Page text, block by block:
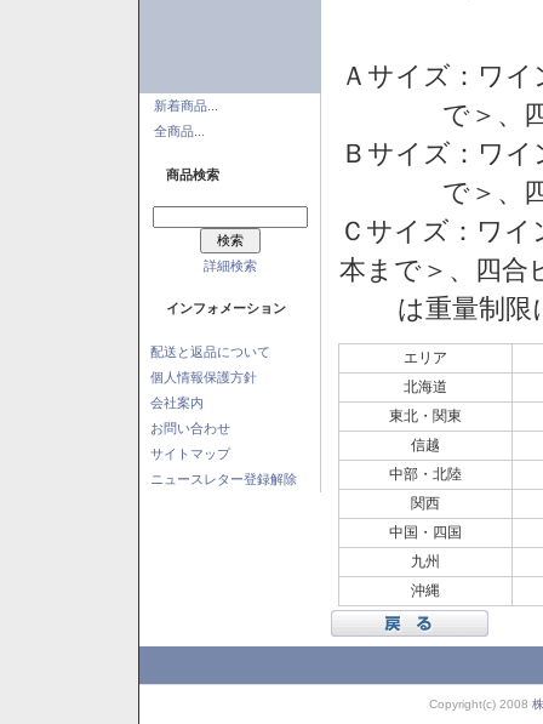
新着商品...
全商品...
商品検索
詳細検索
インフォメーション
配送と返品について
個人情報保護方針
会社案内
お問い合わせ
サイトマップ
ニュースレター登録解除
Ａサイズ：ワ
で＞、
Ｂサイズ：ワ
で＞、
Ｃサイズ：ワイ
本まで＞、四
は重量制
エリア
北海道
東北・関東
信越
中部・北陸
関西
中国・四国
九州
沖縄
Copyright(c) 2008